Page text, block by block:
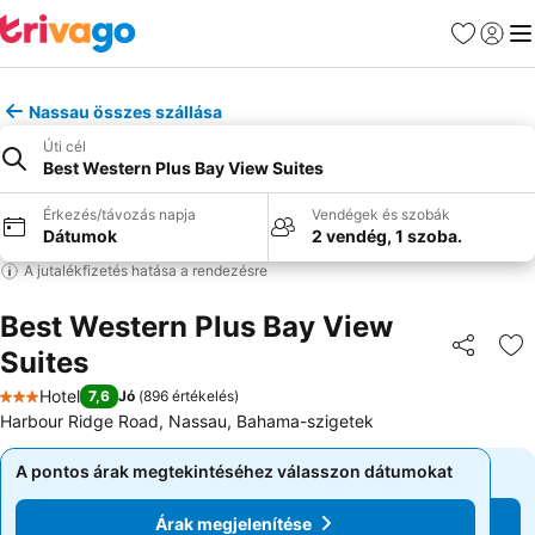
Kedvencek
Nassau összes szállása
Úti cél
Best Western Plus Bay View Suites
Érkezés/távozás napja
Dátumok
Vendégek és szobák
2 vendég, 1 szoba.
A jutalékfizetés hatása a rendezésre
Best Western Plus Bay View
Suites
3 Kategória
Hotel 7,6 Jó (896 értékelés)
Harbour Ridge Road, Nassau, Bahama-szigetek
A pontos árak megtekintéséhez válasszon dátumokat
Árak megjelenítése
A pontos árak megtekintéséhez válasszon dátumokat
Árak megjelenítése